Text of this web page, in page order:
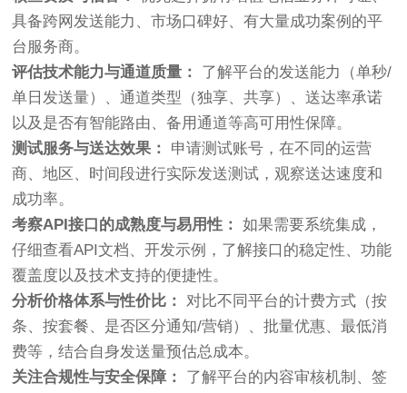
具备跨网发送能力、市场口碑好、有大量成功案例的平
台服务商。
评估技术能力与通道质量：
了解平台的发送能力（单秒/
单日发送量）、通道类型（独享、共享）、送达率承诺
以及是否有智能路由、备用通道等高可用性保障。
测试服务与送达效果：
申请测试账号，在不同的运营
商、地区、时间段进行实际发送测试，观察送达速度和
成功率。
考察API接口的成熟度与易用性：
如果需要系统集成，
仔细查看API文档、开发示例，了解接口的稳定性、功能
覆盖度以及技术支持的便捷性。
分析价格体系与性价比：
对比不同平台的计费方式（按
条、按套餐、是否区分通知/营销）、批量优惠、最低消
费等，结合自身发送量预估总成本。
关注合规性与安全保障：
了解平台的内容审核机制、签